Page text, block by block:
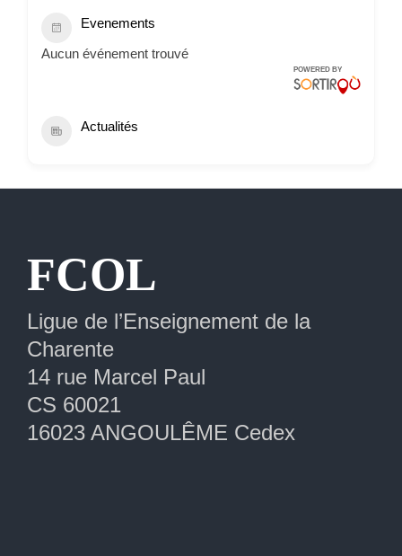
Evenements
Aucun événement trouvé
POWERED BY
Actualités
FCOL
Ligue de l’Enseignement de la
Charente
14 rue Marcel Paul
CS 60021
16023 ANGOULÊME Cedex